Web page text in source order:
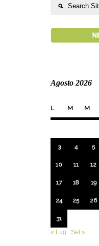
Agosto 2026
L M M
3 4 5
10 11 12
17 18 19
24 25 26
31
« Lug
Set »